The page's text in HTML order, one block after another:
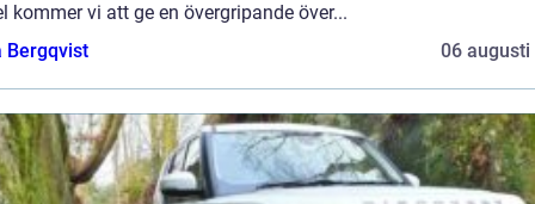
kommer vi att ge en övergripande över...
Bergqvist
06 augusti